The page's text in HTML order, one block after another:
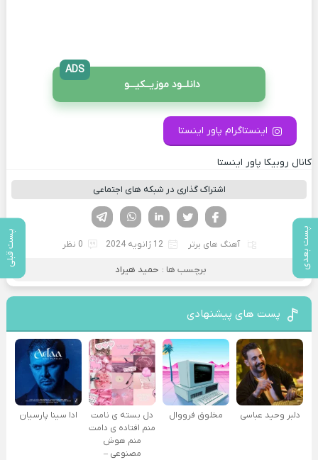
پست بعدی پست قبلی
دانلــود موزیــکیـــو
ADS
اینستاگرام پاور اینستا
کانال روبیکا پاور اینستا
اشتراک گذاری در شبکه های اجتماعی
لینکدین تویتر
فیسوک
آهنگ های برتر 12 ژانویه 2024 0 نظر
برچسب ها : حمید هیراد
پست های پیشنهادی
دلبر وحید عباسی مخلوق فرووال
دل بسته ی نامت
منم افتاده ی دامت
منم هوش
مصنوعی –
ادا سینا پارسیان